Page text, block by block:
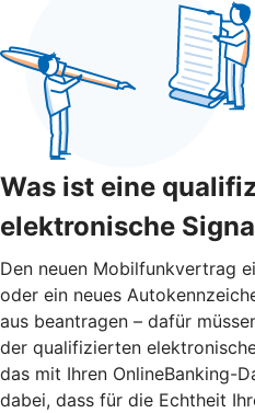
Was ist eine
elektronische
Den neuen Mobilfunkvertrag
oder ein neues
aus beantragen – dafür
der qualifizierten
das mit Ihren OnlineBanking-
dabei, dass für die Echtheit